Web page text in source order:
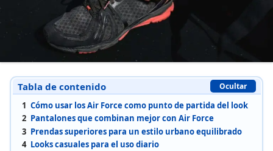
Tabla de contenido Ocultar
1 Cómo usar los Air Force como punto de partida del look
2 Pantalones que combinan mejor con Air Force
3 Prendas superiores para un estilo urbano equilibrado
4 Looks casuales para el uso diario